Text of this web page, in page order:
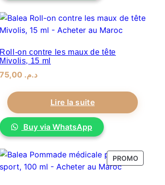
Roll-on contre les maux de tête
Mivolis, 15 ml
د.م.
Lire la suite
Buy via WhatsApp
PROMO
EN